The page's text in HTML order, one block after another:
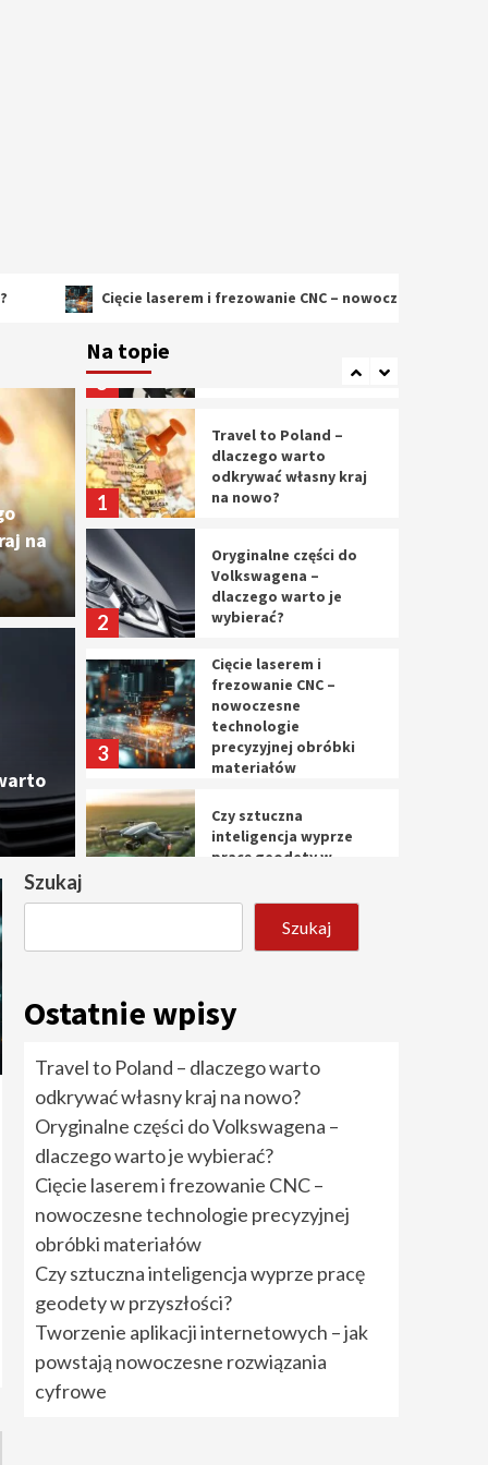
Cięcie laserem i frezowanie CNC – nowoczesne technologie
do Volkswagena –
je wybierać?
na
Na topie
5
rozwiązania cyfrowe
1
Travel to Poland –
dlaczego warto
odkrywać własny kraj
na nowo?
2
Oryginalne części do
Volkswagena –
dlaczego warto je
wybierać?
3
Cięcie laserem i
frezowanie CNC –
nowoczesne
technologie
precyzyjnej obróbki
materiałów
Czy sztuczna
inteligencja wyprze
pracę geodety w
5
Tworzenie aplikacji
internetowych – jak
1
dlaczego warto
odkrywać własny kraj
na nowo?
2
Oryginalne części do
Volkswagena –
dlaczego warto je
3
Cięcie laserem i
frezowanie CNC –
nowoczesne
technologie
precyzyjnej obróbki
Szukaj
Szukaj
Ostatnie wpisy
Travel to Poland – dlaczego warto
odkrywać własny kraj na nowo?
Oryginalne części do Volkswagena –
dlaczego warto je wybierać?
Cięcie laserem i frezowanie CNC –
nowoczesne technologie precyzyjnej
obróbki materiałów
Czy sztuczna inteligencja wyprze pracę
geodety w przyszłości?
Tworzenie aplikacji internetowych – jak
powstają nowoczesne rozwiązania
cyfrowe